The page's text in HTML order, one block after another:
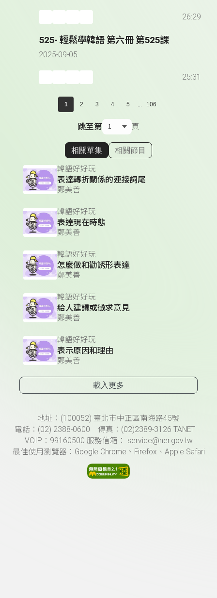
26:29
525- 輕鬆學韓語 第六冊 第525課
2025-09-05
25:31
1 2 3 4 5 ... 106
跳至第 頁
顯示相關單集
相關單集 相關節目
韓語好好玩
表達轉折關係的連接詞尾
鄭美善
韓語好好玩
表達現在時態
鄭美善
韓語好好玩
怎麼做和勸誘形表達
鄭美善
韓語好好玩
給人建議或徵求意見
鄭美善
韓語好好玩
表示原因和理由
鄭美善
載入更多
頁尾資訊地址：(100052) 臺北市中正區南海路45號
電話：(02) 2388-0600 傳真：(02)2389-3126 TANET
VOIP：99160500 服務信箱： service@ner.gov.tw
最佳使用瀏覽器：Google Chrome、Firefox、Apple Safari